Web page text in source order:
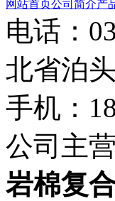
网站首页公司简介产
电话：
北省泊
手机：
公司主营
岩棉复